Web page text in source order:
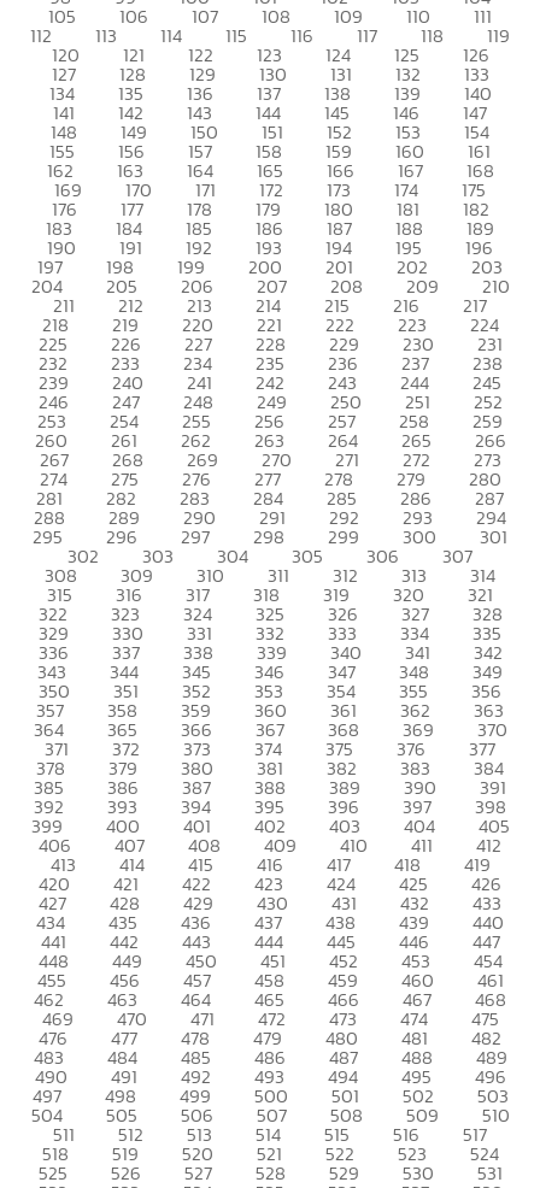
105 106 107 108 109 110 111
112 113 114 115 116 117 118 119
120 121 122 123 124 125 126
127 128 129 130 131 132 133
134 135 136 137 138 139 140
141 142 143 144 145 146 147
148 149 150 151 152 153 154
155 156 157 158 159 160 161
162 163 164 165 166 167 168
169 170 171 172 173 174 175
176 177 178 179 180 181 182
183 184 185 186 187 188 189
190 191 192 193 194 195 196
197 198 199 200 201 202 203
204 205 206 207 208 209 210
211 212 213 214 215 216 217
218 219 220 221 222 223 224
225 226 227 228 229 230 231
232 233 234 235 236 237 238
239 240 241 242 243 244 245
246 247 248 249 250 251 252
253 254 255 256 257 258 259
260 261 262 263 264 265 266
267 268 269 270 271 272 273
274 275 276 277 278 279 280
281 282 283 284 285 286 287
288 289 290 291 292 293 294
295 296 297 298 299 300 301
302 303 304 305 306 307
308 309 310 311 312 313 314
315 316 317 318 319 320 321
322 323 324 325 326 327 328
329 330 331 332 333 334 335
336 337 338 339 340 341 342
343 344 345 346 347 348 349
350 351 352 353 354 355 356
357 358 359 360 361 362 363
364 365 366 367 368 369 370
371 372 373 374 375 376 377
378 379 380 381 382 383 384
385 386 387 388 389 390 391
392 393 394 395 396 397 398
399 400 401 402 403 404 405
406 407 408 409 410 411 412
413 414 415 416 417 418 419
420 421 422 423 424 425 426
427 428 429 430 431 432 433
434 435 436 437 438 439 440
441 442 443 444 445 446 447
448 449 450 451 452 453 454
455 456 457 458 459 460 461
462 463 464 465 466 467 468
469 470 471 472 473 474 475
476 477 478 479 480 481 482
483 484 485 486 487 488 489
490 491 492 493 494 495 496
497 498 499 500 501 502 503
504 505 506 507 508 509 510
511 512 513 514 515 516 517
518 519 520 521 522 523 524
525 526 527 528 529 530 531